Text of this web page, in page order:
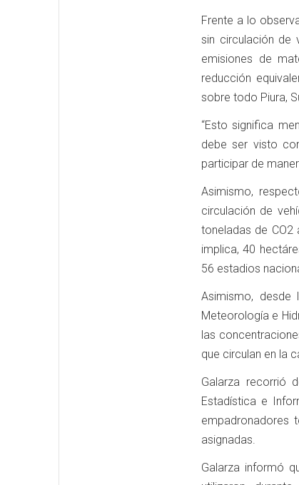
Frente a lo
sin circulación de
emisiones de
reducción
sobre todo Piura,
“Esto significa
debe ser visto
participar de
Asimismo,
circulación de
toneladas de CO2
implica, 40
56 estadios
Asimismo,
Meteorología e
las
que circulan en la
Galarza recorrió
Estadística e
empadronadores
asignadas.
Galarza informó